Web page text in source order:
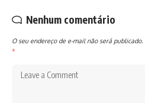
Nenhum comentário
O seu endereço de e-mail não será publicado.
*